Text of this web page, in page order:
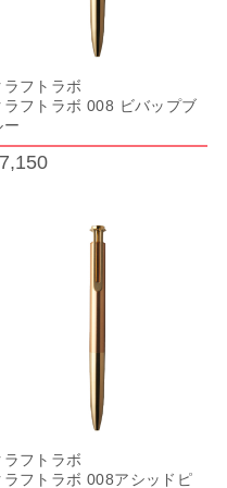
ラフトラボ
ラフトラボ 008 ビバップブ
ー
ラフトラボ
ラフトラボ 008アシッドピ